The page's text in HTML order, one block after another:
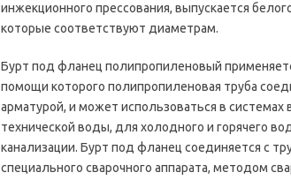
инжекционного прессования, выпускается
которые соответствуют диаметрам.
Бурт под фланец полипропиленовый
помощи которого полипропиленовая труба
арматурой, и может использоваться в
технической воды, для холодного и горячего
канализации. Бурт под фланец соединяется с
специального сварочного аппарата, методом